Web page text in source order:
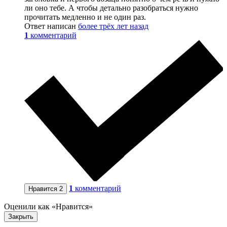
ли оно тебе. А чтобы детально разобраться нужно
прочитать медленно и не один раз.
Ответ написан более трёх лет назад
1 комментарий
Нравится 2 1 комментарий
Оценили как «Нравится»
Закрыть